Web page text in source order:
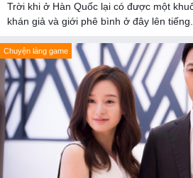
Trời khi ở Hàn Quốc lại có được một
khán giả và giới phê bình ở đây lên tiếng.
Chuyện làng game